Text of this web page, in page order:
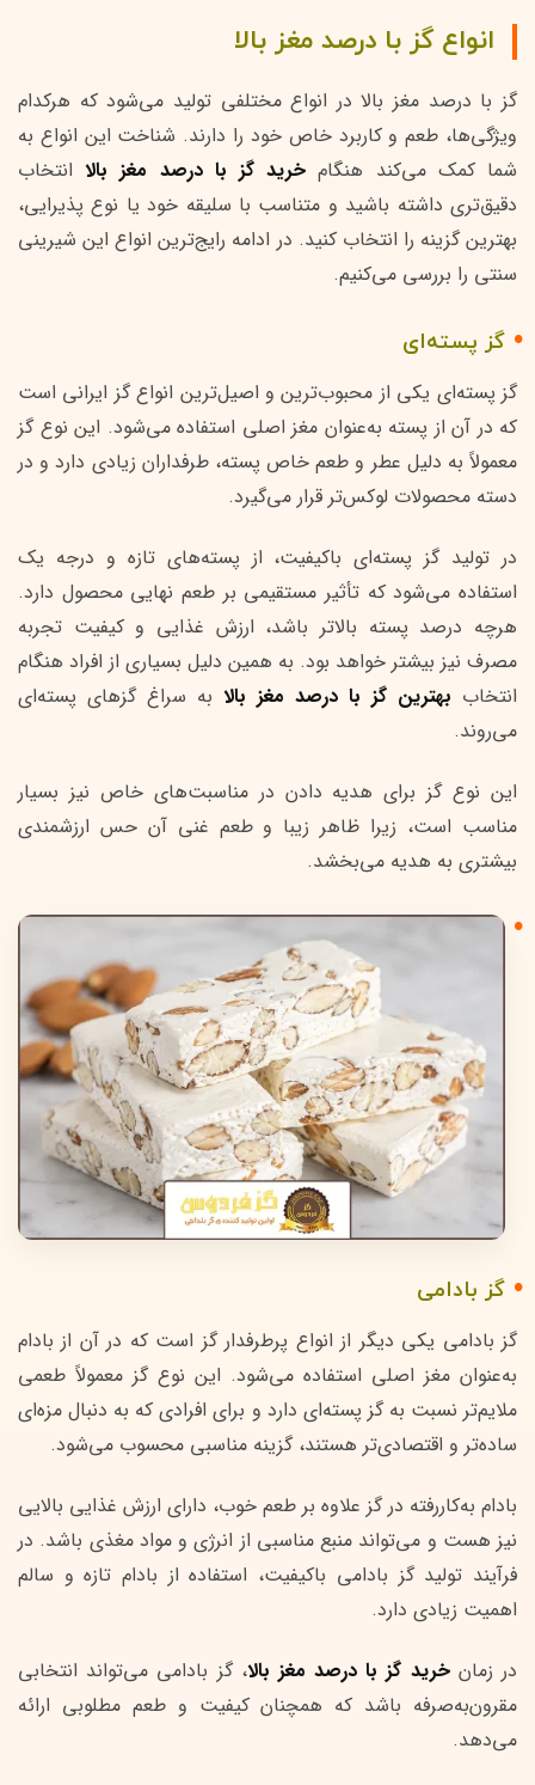
انواع گز با درصد مغز بالا
گز با درصد مغز بالا در انواع مختلفی تولید می‌شود که هرکدام
ویژگی‌ها، طعم و کاربرد خاص خود را دارند. شناخت این انواع به
شما کمک می‌کند هنگام خرید گز با درصد مغز بالاانتخاب
دقیق‌تری داشته باشید و متناسب با سلیقه خود یا نوع پذیرایی،
بهترین گزینه را انتخاب کنید. در ادامه رایج‌ترین انواع این شیرینی
سنتی را بررسی می‌کنیم.
گز پسته‌ای
گز پسته‌ای یکی از محبوب‌ترین و اصیل‌ترین انواع گز ایرانی است
که در آن از پسته به‌عنوان مغز اصلی استفاده می‌شود. این نوع گز
معمولاً به دلیل عطر و طعم خاص پسته، طرفداران زیادی دارد و در
دسته محصولات لوکس‌تر قرار می‌گیرد.
در تولید گز پسته‌ای باکیفیت، از پسته‌های تازه و درجه یک
استفاده می‌شود که تأثیر مستقیمی بر طعم نهایی محصول دارد.
هرچه درصد پسته بالاتر باشد، ارزش غذایی و کیفیت تجربه
مصرف نیز بیشتر خواهد بود. به همین دلیل بسیاری از افراد هنگام
انتخاب بهترین گز با درصد مغز بالا به سراغ گزهای پسته‌ای
می‌روند.
این نوع گز برای هدیه دادن در مناسبت‌های خاص نیز بسیار
مناسب است، زیرا ظاهر زیبا و طعم غنی آن حس ارزشمندی
بیشتری به هدیه می‌بخشد.
گز بادامی
گز بادامی یکی دیگر از انواع پرطرفدار گز است که در آن از بادام
به‌عنوان مغز اصلی استفاده می‌شود. این نوع گز معمولاً طعمی
ملایم‌تر نسبت به گز پسته‌ای دارد و برای افرادی که به دنبال مزه‌ای
ساده‌تر و اقتصادی‌تر هستند، گزینه مناسبی محسوب می‌شود.
بادام به‌کاررفته در گز علاوه بر طعم خوب، دارای ارزش غذایی بالایی
نیز هست و می‌تواند منبع مناسبی از انرژی و مواد مغذی باشد. در
فرآیند تولید گز بادامی باکیفیت، استفاده از بادام تازه و سالم
اهمیت زیادی دارد.
در زمانخرید گز با درصد مغز بالا، گز بادامی می‌تواند انتخابی
مقرون‌به‌صرفه باشد که همچنان کیفیت و طعم مطلوبی ارائه
می‌دهد.